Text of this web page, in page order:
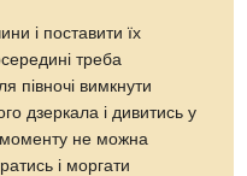
і поставити їх
треба
півночі вимкнути
дзеркала і дивитись у
не можна
і моргати